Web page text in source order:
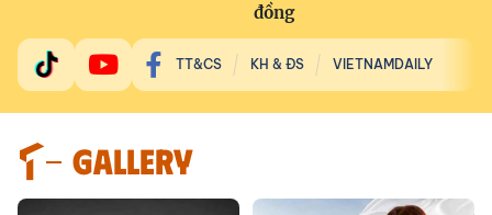
đồng
TT&CS KH & ĐS VIETNAMDAILY
GALLERY